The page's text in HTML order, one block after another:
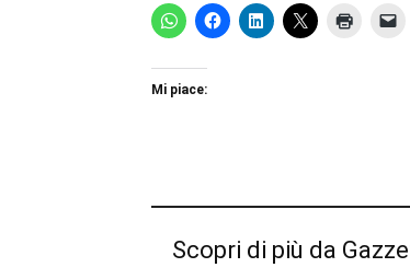
Mi piace:
Scopri di più da